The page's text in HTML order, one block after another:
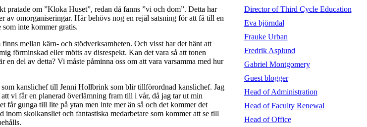
pratade om ”Kloka Huset”, redan då fanns ”vi och dom”. Detta har
av omorganiseringar. Här behövs nog en rejäl satsning för att få till en
inte kommer gratis.
mellan kärn- och stödverksamheten. Och visst har det hänt att
förminskad eller mötts av disrespekt. Kan det vara så att tonen
del av detta? Vi måste påminna oss om att vara varsamma med hur
kanslichef till Jenni Hollbrink som blir tillförordnad kanslichef. Jag
vi får en planerad överlämning fram till i vår, då jag tar ut min
får gunga till lite på ytan men inte mer än så och det kommer det
inom skolkansliet och fantastiska medarbetare som kommer att se till
Director of Third Cycle Education
Eva björndal
Frauke Urban
Fredrik Asplund
Gabriel Montgomery
Guest blogger
Head of Administration
Head of Faculty Renewal
Head of Office